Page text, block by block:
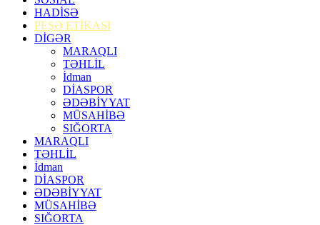
HADİSƏ
PEŞƏ ETİKASI
DİGƏR
MARAQLI
TƏHLİL
İdman
DİASPOR
ƏDƏBİYYAT
MÜSAHİBƏ
SIĞORTA
MARAQLI
TƏHLİL
İdman
DİASPOR
ƏDƏBİYYAT
MÜSAHİBƏ
SIĞORTA